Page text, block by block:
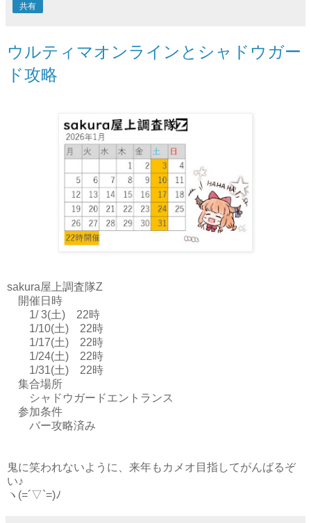
共有
ウルティマオンラインとシャドウガー
ド攻略
sakura屋上調査隊Z
開催日時
1/ 3(土) 22時
1/10(土) 22時
1/17(土) 22時
1/24(土) 22時
1/31(土) 22時
集合場所
シャドウガードエントランス
参加条件
バー攻略済み
鬼に笑われないように、来年もカメオ目指してがんばるぞ
い♪
ヽ(=´▽`=)ﾉ